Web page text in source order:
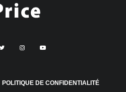
POLITIQUE DE CONFIDENTIALITÉ